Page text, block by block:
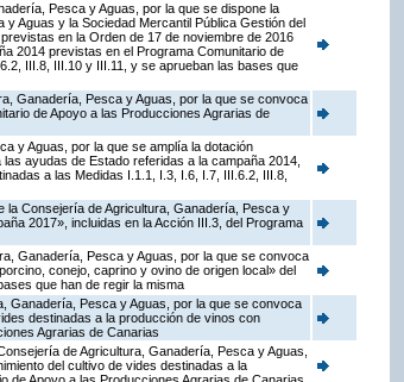
Pesca y Aguas, por la que se dispone la
Aguas y la Sociedad Mercantil Pública Gestión del
en la Orden de 17 de noviembre de 2016
2014 previstas en el Programa Comunitario de
III.8, III.10 y III.11, y se aprueban las bases que
Ganadería, Pesca y Aguas, por la que se convoca
de Apoyo a las Producciones Agrarias de
y Aguas, por la que se amplía la dotación
ayudas de Estado referidas a la campaña 2014,
a las Medidas I.1.1, I.3, I.6, I.7, III.6.2, III.8,
la Consejería de Agricultura, Ganadería, Pesca y
2017», incluidas en la Acción III.3, del Programa
Ganadería, Pesca y Aguas, por la que se convoca
conejo, caprino y ovino de origen local» del
que han de regir la misma
Ganadería, Pesca y Aguas, por la que se convoca
destinadas a la producción de vinos con
Agrarias de Canarias
de Agricultura, Ganadería, Pesca y Aguas,
del cultivo de vides destinadas a la